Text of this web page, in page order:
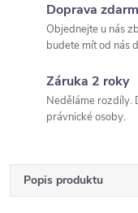
Doprava
Objednejte u nás
budete mít od nás
Záruka 2 roky
Neděláme rozdíly.
právnické osoby.
Popis produktu